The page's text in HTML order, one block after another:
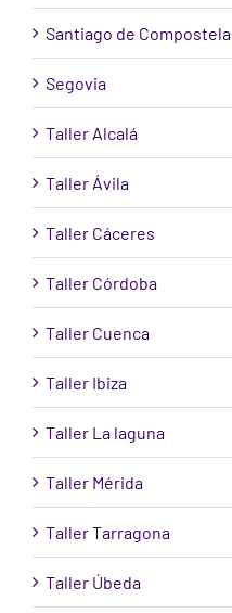
Santiago de Compostela
Segovia
Taller Alcalá
Taller Ávila
Taller Cáceres
Taller Córdoba
Taller Cuenca
Taller Ibiza
Taller La laguna
Taller Mérida
Taller Tarragona
Taller Úbeda